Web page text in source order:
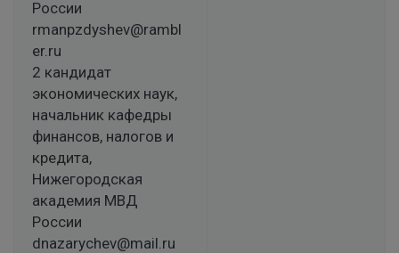
России
rmanpzdyshev@rambl
er.ru
2 кандидат
экономических наук,
начальник кафедры
финансов, налогов и
кредита,
Нижегородская
академия МВД
России
dnazarychev@mail.ru